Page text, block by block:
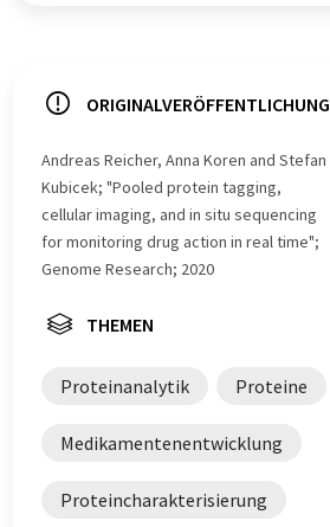
ORIGINALVERÖFFENTLICHUNG
Andreas Reicher, Anna Koren and Stefan
Kubicek; "Pooled protein tagging,
cellular imaging, and in situ sequencing
for monitoring drug action in real time";
Genome Research; 2020
THEMEN
Proteinanalytik Proteine
Medikamentenentwicklung
Proteincharakterisierung